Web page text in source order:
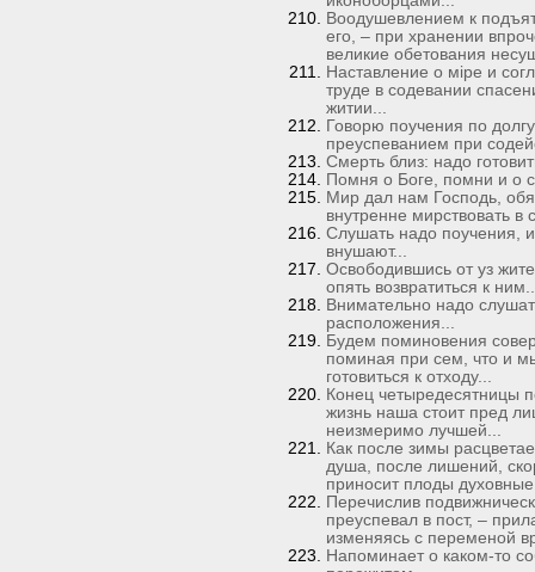
Воодушевлением к
его, – при хранении
великие обетования
Наставление о мiре и
труде в содевании
житии...
Говорю поучения по
преуспеванием при
Смерть близ: надо
Помня о Боге, помни и о
Мир дал нам Господь,
внутренне мирствовать в
Слушать надо поучения,
внушают...
Освободившись от уз
опять возвратиться к
Внимательно надо
расположения...
Будем поминовения
поминая при сем, что и
готовиться к отходу...
Конец четыредесятницы
жизнь наша стоит пред
неизмеримо лучшей...
Как после зимы
душа, после лишений,
приносит плоды
Перечислив
преуспевал в пост, –
изменяясь с переменой
Напоминает о каком-то